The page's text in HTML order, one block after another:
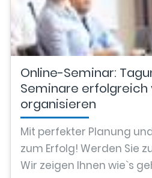
Online-Seminar:
Seminare erfolgreich
organisieren
Mit perfekter Planung
zum Erfolg! Werden Sie
Wir zeigen Ihnen wie`s